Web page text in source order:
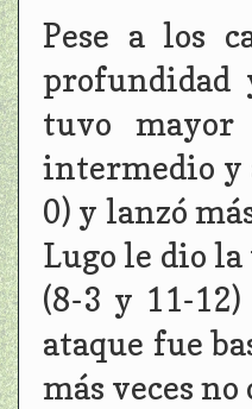
Pese a los
profundidad
tuvo mayor
intermedio y
0) y lanzó
Lugo le dio
(8-3 y 11-
ataque fue
más veces